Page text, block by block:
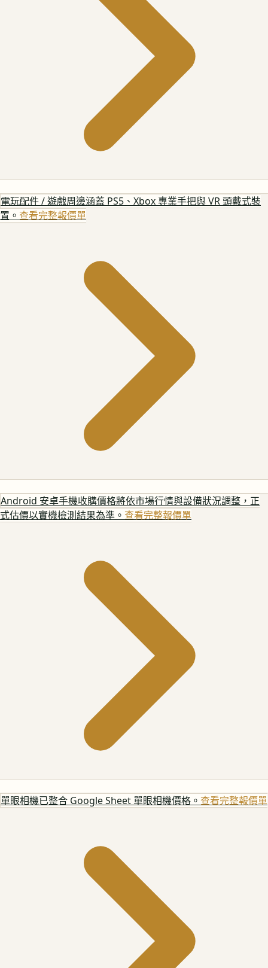
電玩配件 / 遊戲周邊涵蓋 PS5、Xbox 專業手把與 VR 頭戴式裝
置。 查看完整報價單
Android 安卓手機收購價格將依市場行情與設備狀況調整，正
式估價以實機檢測結果為準。 查看完整報價單
單眼相機已整合 Google Sheet 單眼相機價格。 查看完整報價單